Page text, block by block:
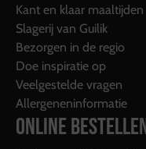
Kant en klaar maaltijden
Slagerij van Guilik
Bezorgen in de regio
Doe inspiratie op
Veelgestelde vragen
Allergeneninformatie
ONLINE